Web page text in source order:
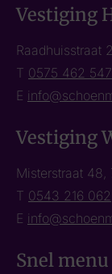
Vestiging
Raadhuisstraat
T 0575 462 547
E
Vestiging
Misterstraat 48,
T 0543 216 062
E
Snel menu